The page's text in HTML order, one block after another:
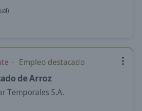
Empleo destacado
de Arroz
Temporales S.A.